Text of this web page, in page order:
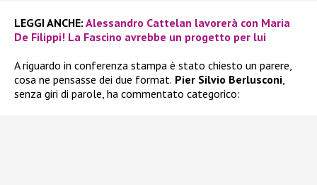
LEGGI ANCHE: Alessandro Cattelan lavorerà con Maria
De Filippi! La Fascino avrebbe un progetto per lui
A riguardo in conferenza stampa è stato chiesto un parere,
cosa ne pensasse dei due format. Pier Silvio Berlusconi
senza giri di parole, ha commentato categorico: